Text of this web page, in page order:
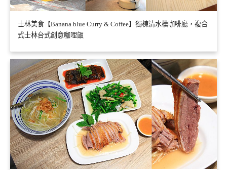
士林美食【Banana blue Curry & Coffee】獨棟清水模咖啡廳，複合
式士林台式創意咖哩飯